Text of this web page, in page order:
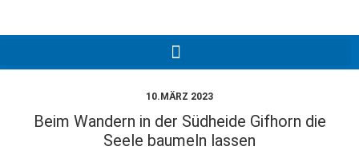
10.MÄRZ 2023
Beim Wandern in der Südheide Gifhorn die
Seele baumeln lassen